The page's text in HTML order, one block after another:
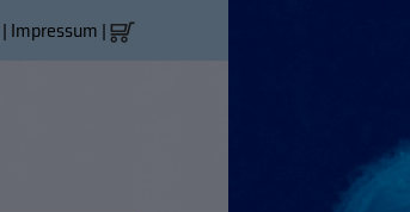
| Impressum |